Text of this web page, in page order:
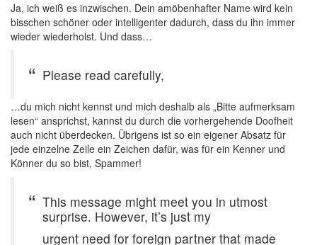
Ja, ich weiß es inzwischen. Dein amöbenhafter Name wird kein
bisschen schöner oder intelligenter dadurch, dass du ihn immer
wieder wiederholst. Und dass…
Please read carefully,
…du mich nicht kennst und mich deshalb als „Bitte aufmerksam
lesen“ ansprichst, kannst du durch die vorhergehende Doofheit
auch nicht überdecken. Übrigens ist so ein eigener Absatz für
jede einzelne Zeile ein Zeichen dafür, was für ein Kenner und
Könner du so bist, Spammer!
This message might meet you in utmost
surprise. However, it’s just my
urgent need for foreign partner that made